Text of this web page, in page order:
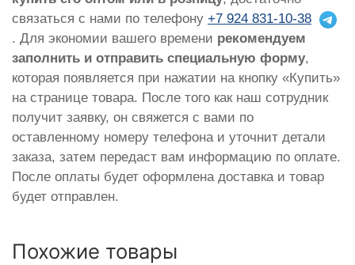
связаться с нами по телефону +7 924 831-10-38
. Для экономии вашего времени рекомендуем
заполнить и отправить специальную форму,
которая появляется при нажатии на кнопку «Купить»
на странице товара. После того как наш сотрудник
получит заявку, он свяжется с вами по
оставленному номеру телефона и уточнит детали
заказа, затем передаст вам информацию по оплате.
После оплаты будет оформлена доставка и товар
будет отправлен.
Похожие товары